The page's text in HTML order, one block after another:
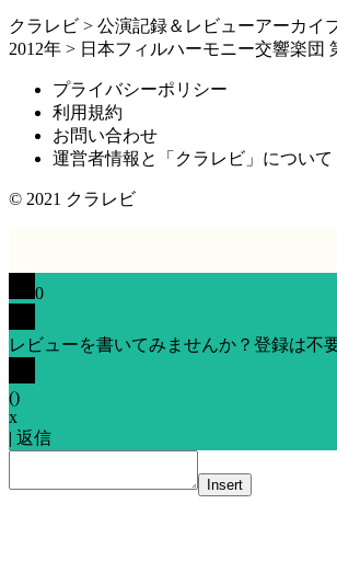
クラレビ > 公演記録＆レビューアーカイ
2012年 > 日本フィルハーモニー交響楽団
プライバシーポリシー
利用規約
お問い合わせ
運営者情報と「クラレビ」について
© 2021 クラレビ
0
レビューを書いてみませんか？登録は不
()
x
| 返信
Insert